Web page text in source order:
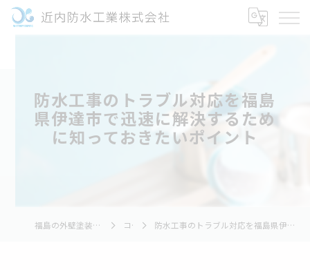
防水工事のトラブル対応を福島
県伊達市で迅速に解決するため
に知っておきたいポイント
福島の外壁塗装なら近内防水工業株式会社 コラム 防水工事のトラブル対応を福島県伊達市で迅速に解決するために知っておきたいポイント